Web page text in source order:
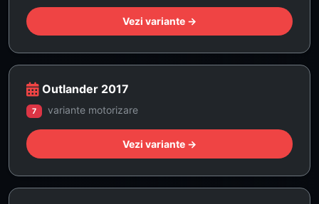
Vezi variante →
Outlander 2017
7 variante motorizare
Vezi variante →